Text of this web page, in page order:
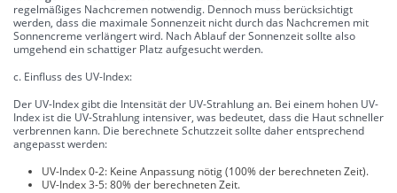
regelmäßiges Nachcremen notwendig. Dennoch muss berücksichtigt
werden, dass die maximale Sonnenzeit nicht durch das Nachcremen mit
Sonnencreme verlängert wird. Nach Ablauf der Sonnenzeit sollte also
umgehend ein schattiger Platz aufgesucht werden.
c. Einfluss des UV-Index:
Der UV-Index gibt die Intensität der UV-Strahlung an. Bei einem hohen UV-
Index ist die UV-Strahlung intensiver, was bedeutet, dass die Haut schneller
verbrennen kann. Die berechnete Schutzzeit sollte daher entsprechend
angepasst werden:
UV-Index 0-2: Keine Anpassung nötig (100% der berechneten Zeit).
UV-Index 3-5: 80% der berechneten Zeit.